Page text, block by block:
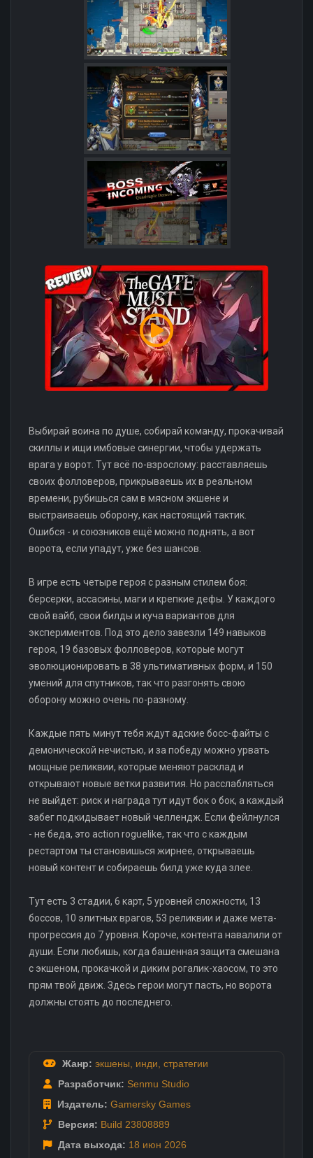
Выбирай воина по душе, собирай команду, прокачивай
скиллы и ищи имбовые синергии, чтобы удержать
врага у ворот. Тут всё по-взрослому: расставляешь
своих фолловеров, прикрываешь их в реальном
времени, рубишься сам в мясном экшене и
выстраиваешь оборону, как настоящий тактик.
Ошибся - и союзников ещё можно поднять, а вот
ворота, если упадут, уже без шансов.
В игре есть четыре героя с разным стилем боя:
берсерки, ассасины, маги и крепкие дефы. У каждого
свой вайб, свои билды и куча вариантов для
экспериментов. Под это дело завезли 149 навыков
героя, 19 базовых фолловеров, которые могут
эволюционировать в 38 ультимативных форм, и 150
умений для спутников, так что разгонять свою
оборону можно очень по-разному.
Каждые пять минут тебя ждут адские босс-файты с
демонической нечистью, и за победу можно урвать
мощные реликвии, которые меняют расклад и
открывают новые ветки развития. Но расслабляться
не выйдет: риск и награда тут идут бок о бок, а каждый
забег подкидывает новый челлендж. Если фейлнулся
- не беда, это action roguelike, так что с каждым
рестартом ты становишься жирнее, открываешь
новый контент и собираешь билд уже куда злее.
Тут есть 3 стадии, 6 карт, 5 уровней сложности, 13
боссов, 10 элитных врагов, 53 реликвии и даже мета-
прогрессия до 7 уровня. Короче, контента навалили от
души. Если любишь, когда башенная защита смешана
с экшеном, прокачкой и диким рогалик-хаосом, то это
прям твой движ. Здесь герои могут пасть, но ворота
должны стоять до последнего.
Жанр: экшены инди стратегии
Разработчик: Senmu Studio
Издатель: Gamersky Games
Версия: Build 23808889
Дата выхода: 18 июн 2026